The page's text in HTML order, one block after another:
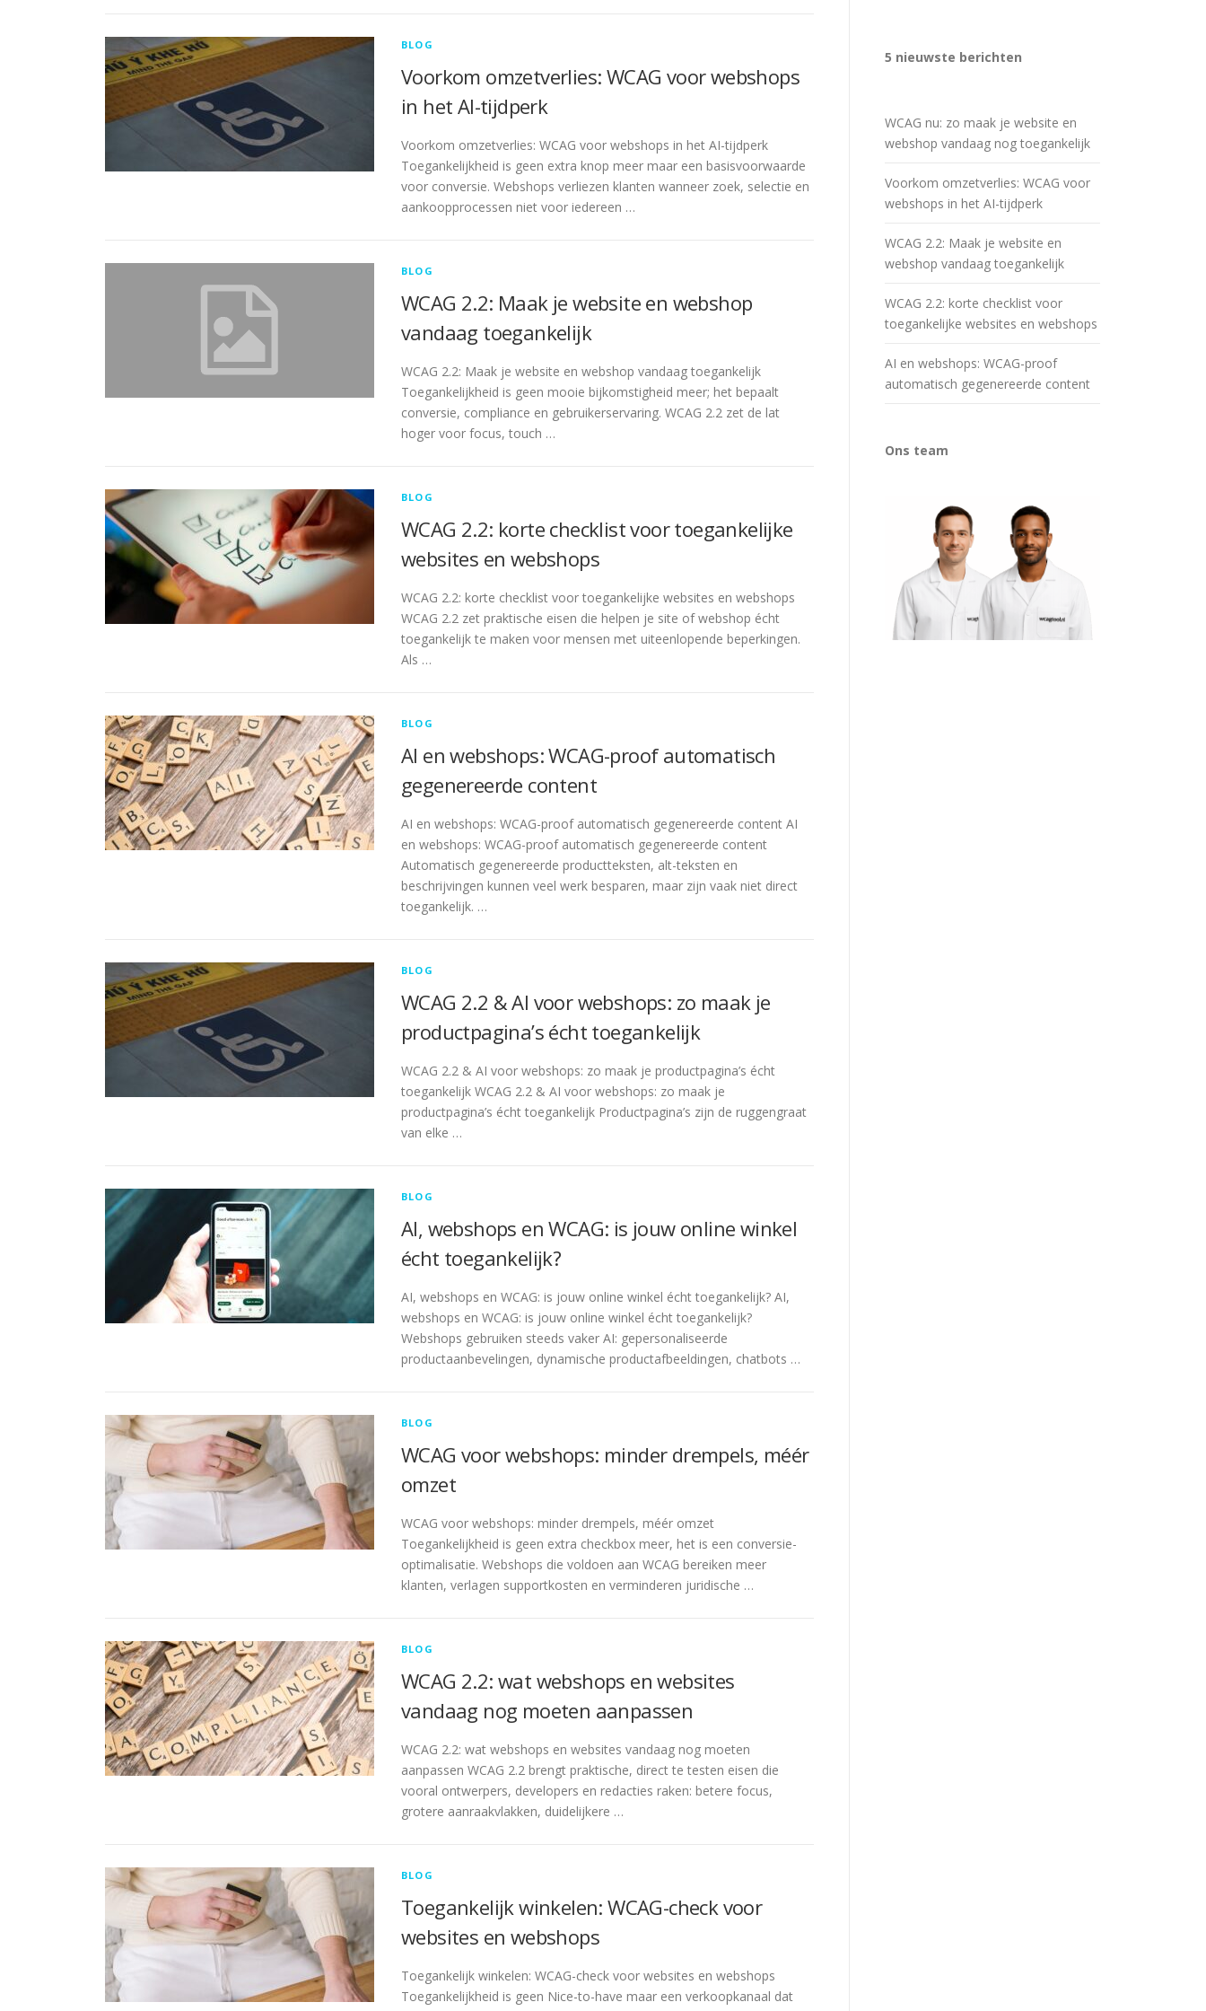
BLOG
Voorkom omzetverlies: WCAG voor webshops
in het AI-tijdperk
Voorkom omzetverlies: WCAG voor webshops in het AI-tijdperk
Toegankelijkheid is geen extra knop meer maar een basisvoorwaarde
voor conversie. Webshops verliezen klanten wanneer zoek, selectie en
aankoopprocessen niet voor iedereen …
BLOG
WCAG 2.2: Maak je website en webshop
vandaag toegankelijk
WCAG 2.2: Maak je website en webshop vandaag toegankelijk
Toegankelijkheid is geen mooie bijkomstigheid meer; het bepaalt
conversie, compliance en gebruikerservaring. WCAG 2.2 zet de lat
hoger voor focus, touch …
BLOG
WCAG 2.2: korte checklist voor toegankelijke
websites en webshops
WCAG 2.2: korte checklist voor toegankelijke websites en webshops
WCAG 2.2 zet praktische eisen die helpen je site of webshop écht
toegankelijk te maken voor mensen met uiteenlopende beperkingen.
Als …
BLOG
AI en webshops: WCAG-proof automatisch
gegenereerde content
AI en webshops: WCAG-proof automatisch gegenereerde content AI
en webshops: WCAG-proof automatisch gegenereerde content
Automatisch gegenereerde productteksten, alt-teksten en
beschrijvingen kunnen veel werk besparen, maar zijn vaak niet direct
toegankelijk. …
BLOG
WCAG 2.2 & AI voor webshops: zo maak je
productpagina’s écht toegankelijk
WCAG 2.2 & AI voor webshops: zo maak je productpagina’s écht
toegankelijk WCAG 2.2 & AI voor webshops: zo maak je
productpagina’s écht toegankelijk Productpagina’s zijn de ruggengraat
van elke …
BLOG
AI, webshops en WCAG: is jouw online winkel
écht toegankelijk?
AI, webshops en WCAG: is jouw online winkel écht toegankelijk? AI,
webshops en WCAG: is jouw online winkel écht toegankelijk?
Webshops gebruiken steeds vaker AI: gepersonaliseerde
productaanbevelingen, dynamische productafbeeldingen, chatbots …
BLOG
WCAG voor webshops: minder drempels, méér
omzet
WCAG voor webshops: minder drempels, méér omzet
Toegankelijkheid is geen extra checkbox meer, het is een conversie-
optimalisatie. Webshops die voldoen aan WCAG bereiken meer
klanten, verlagen supportkosten en verminderen juridische …
BLOG
WCAG 2.2: wat webshops en websites
vandaag nog moeten aanpassen
WCAG 2.2: wat webshops en websites vandaag nog moeten
aanpassen WCAG 2.2 brengt praktische, direct te testen eisen die
vooral ontwerpers, developers en redacties raken: betere focus,
grotere aanraakvlakken, duidelijkere …
BLOG
Toegankelijk winkelen: WCAG-check voor
websites en webshops
Toegankelijk winkelen: WCAG-check voor websites en webshops
Toegankelijkheid is geen Nice-to-have maar een verkoopkanaal dat
5 nieuwste berichten
WCAG nu: zo maak je website en
webshop vandaag nog toegankelijk
Voorkom omzetverlies: WCAG voor
webshops in het AI-tijdperk
WCAG 2.2: Maak je website en
webshop vandaag toegankelijk
WCAG 2.2: korte checklist voor
toegankelijke websites en webshops
AI en webshops: WCAG-proof
automatisch gegenereerde content
Ons team